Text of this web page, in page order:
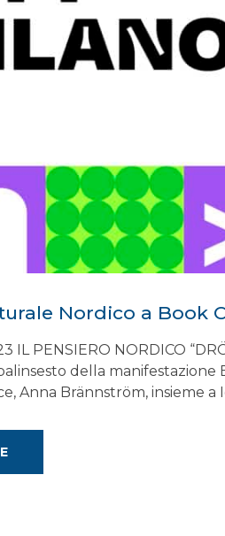
Nordico a Book
IL PENSIERO NORDICO
della manifestazione
Anna Brännström, insieme a